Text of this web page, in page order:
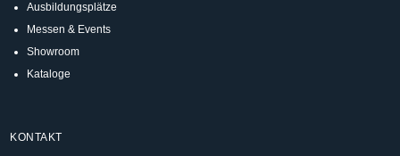
Ausbildungsplätze
Messen & Events
Showroom
Kataloge
KONTAKT